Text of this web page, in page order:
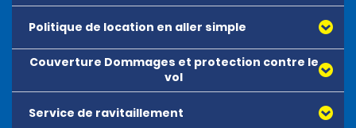
Cette agence propose un service de livraison et de
reprise de véhicule à tous les clients. Les véhicules
peuvent être livrés et repris uniquement pendant les
heures d’ouverture de l’agence. Des frais fixes de
35,00 USD s’appliquent dans les deux sens. Pour prévoir
une livraison ou une reprise de véhicule, les clients
Politique de location en aller simple
Couverture Dommages et protection contre le
vol
Service de ravitaillement